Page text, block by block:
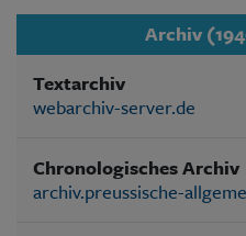
Archiv
Textarchiv
webarchiv-server.de
Chronologisches Archiv
archiv.preussische-